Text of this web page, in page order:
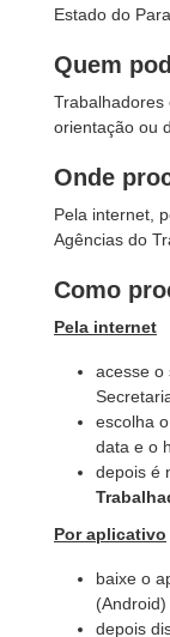
Estado do
Quem
Trabalhadores
orientação ou
Onde
Pela internet,
Agências do
Como
Pela internet
acesse o
escolha
data e o
depois é
Por aplicativo
baixe o
(Android)
depois